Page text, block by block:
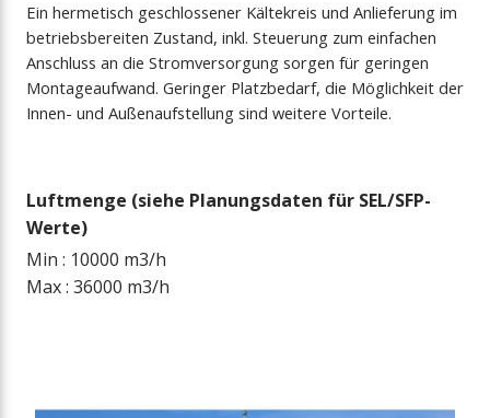
Ein hermetisch geschlossener Kältekreis und Anlieferung im
betriebsbereiten Zustand, inkl. Steuerung zum einfachen
Anschluss an die Stromversorgung sorgen für geringen
Montageaufwand. Geringer Platzbedarf, die Möglichkeit der
Innen- und Außenaufstellung sind weitere Vorteile.
Luftmenge (siehe Planungsdaten für SEL/SFP-
Werte)
Min : 10000 m3/h
Max : 36000 m3/h